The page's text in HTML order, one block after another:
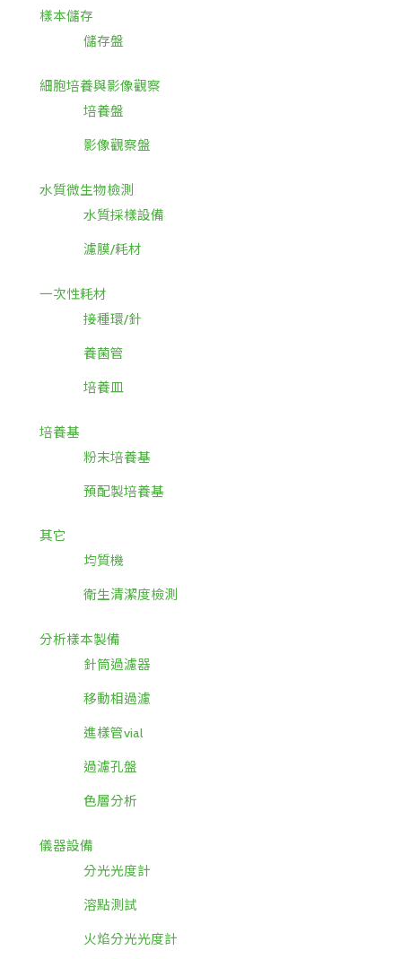
樣本儲存
儲存盤
細胞培養與影像觀察
培養盤
影像觀察盤
水質微生物檢測
水質採樣設備
濾膜/耗材
一次性耗材
接種環/針
養菌管
培養皿
培養基
粉末培養基
預配製培養基
其它
均質機
衛生清潔度檢測
分析樣本製備
針筒過濾器
移動相過濾
進樣管vial
過濾孔盤
色層分析
儀器設備
分光光度計
溶點測試
火焰分光光度計